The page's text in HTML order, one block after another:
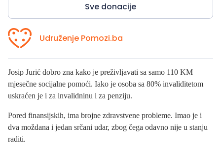
Sve donacije
Udruženje Pomozi.ba
Josip Jurić dobro zna kako je preživljavati sa samo 110 KM
mjesečne socijalne pomoći. Iako je osoba sa 80% invaliditetom
uskraćen je i za invalidninu i za penziju.
Pored finansijskih, ima brojne zdravstvene probleme. Imao je i
dva moždana i jedan srčani udar, zbog čega odavno nije u stanju
raditi.